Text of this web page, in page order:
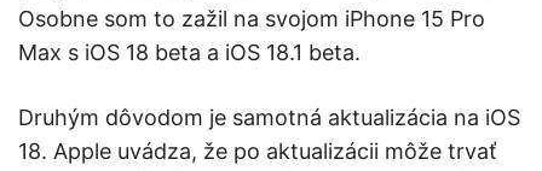
Osobne som to zažil na svojom iPhone 15 Pro
Max s iOS 18 beta a iOS 18.1 beta.
Druhým dôvodom je samotná aktualizácia na iOS
18. Apple uvádza, že po aktualizácii môže trvať